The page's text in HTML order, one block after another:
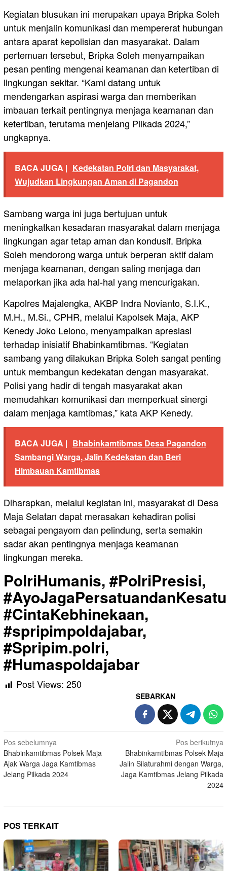
Kegiatan blusukan ini merupakan upaya Bripka Soleh
untuk menjalin komunikasi dan mempererat hubungan
antara aparat kepolisian dan masyarakat. Dalam
pertemuan tersebut, Bripka Soleh menyampaikan
pesan penting mengenai keamanan dan ketertiban di
lingkungan sekitar. “Kami datang untuk
mendengarkan aspirasi warga dan memberikan
imbauan terkait pentingnya menjaga keamanan dan
ketertiban, terutama menjelang Pilkada 2024,”
ungkapnya.
BACA JUGA | Kedekatan Polri dan Masyarakat,
Wujudkan Lingkungan Aman di Pagandon
Sambang warga ini juga bertujuan untuk
meningkatkan kesadaran masyarakat dalam menjaga
lingkungan agar tetap aman dan kondusif. Bripka
Soleh mendorong warga untuk berperan aktif dalam
menjaga keamanan, dengan saling menjaga dan
melaporkan jika ada hal-hal yang mencurigakan.
Kapolres Majalengka, AKBP Indra Novianto, S.I.K.,
M.H., M.Si., CPHR, melalui Kapolsek Maja, AKP
Kenedy Joko Lelono, menyampaikan apresiasi
terhadap inisiatif Bhabinkamtibmas. “Kegiatan
sambang yang dilakukan Bripka Soleh sangat penting
untuk membangun kedekatan dengan masyarakat.
Polisi yang hadir di tengah masyarakat akan
memudahkan komunikasi dan memperkuat sinergi
dalam menjaga kamtibmas,” kata AKP Kenedy.
BACA JUGA | Bhabinkamtibmas Desa Pagandon
Sambangi Warga, Jalin Kedekatan dan Beri
Himbauan Kamtibmas
Diharapkan, melalui kegiatan ini, masyarakat di Desa
Maja Selatan dapat merasakan kehadiran polisi
sebagai pengayom dan pelindung, serta semakin
sadar akan pentingnya menjaga keamanan
lingkungan mereka.
PolriHumanis, #PolriPresisi,
#CintaKebhinekaan,
#spripimpoldajabar,
#Spripim.polri,
#Humaspoldajabar
Post Views: 250
SEBARKAN
Navigasi
pos
Pos sebelumnya
Bhabinkamtibmas Polsek Maja
Ajak Warga Jaga Kamtibmas
Jelang Pilkada 2024
Pos berikutnya
Bhabinkamtibmas Polsek Maja
Jalin Silaturahmi dengan Warga,
Jaga Kamtibmas Jelang Pilkada
2024
POS TERKAIT